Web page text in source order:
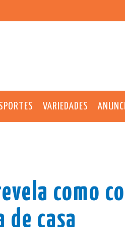
VARIEDADES
como
de casa